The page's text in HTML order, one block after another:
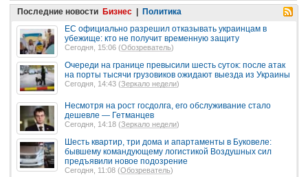
Последние новости Бизнес | Политика
ЕС официально разрешил отказывать украинцам в
убежище: кто не получит временную защиту
Сегодня, 15:06 (Обозреватель)
Очереди на границе превысили шесть суток: после атак
на порты тысячи грузовиков ожидают выезда из Украины
Сегодня, 14:43 (Зеркало недели)
Несмотря на рост госдолга, его обслуживание стало
дешевле — Гетманцев
Сегодня, 14:18 (Зеркало недели)
Шесть квартир, три дома и апартаменты в Буковеле:
бывшему командующему логистикой Воздушных сил
предъявили новое подозрение
Сегодня, 11:08 (Обозреватель)